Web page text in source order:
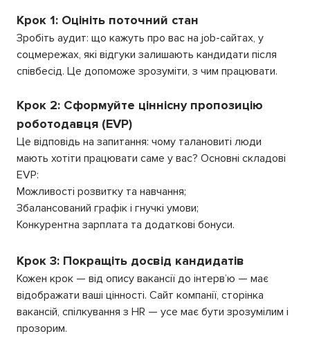
Крок 1: Оцініть поточний стан
Зробіть аудит: що кажуть про вас на job-сайтах, у
соцмережах, які відгуки залишають кандидати після
співбесід. Це допоможе зрозуміти, з чим працювати.
Крок 2: Сформуйте ціннісну пропозицію
роботодавця (EVP)
Це відповідь на запитання: чому талановиті люди
мають хотіти працювати саме у вас? Основні складові
EVP:
Можливості розвитку та навчання;
Збалансований графік і гнучкі умови;
Конкурентна зарплата та додаткові бонуси.
Крок 3: Покращіть досвід кандидатів
Кожен крок — від опису вакансії до інтерв’ю — має
відображати ваші цінності. Сайт компанії, сторінка
вакансій, спілкування з HR — усе має бути зрозумілим і
прозорим.